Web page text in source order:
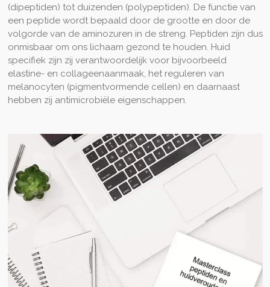
(dipeptiden) tot duizenden (polypeptiden). De functie van
een peptide wordt bepaald door de grootte en door de
volgorde van de aminozuren in de streng. Peptiden zijn dus
onmisbaar om ons lichaam gezond te houden. Huid
specifiek zijn zij verantwoordelijk voor bijvoorbeeld
elastine- en collageenaanmaak, het reguleren van
melanocyten (pigmentvormende cellen) en daarnaast
hebben zij antimicrobiële eigenschappen.